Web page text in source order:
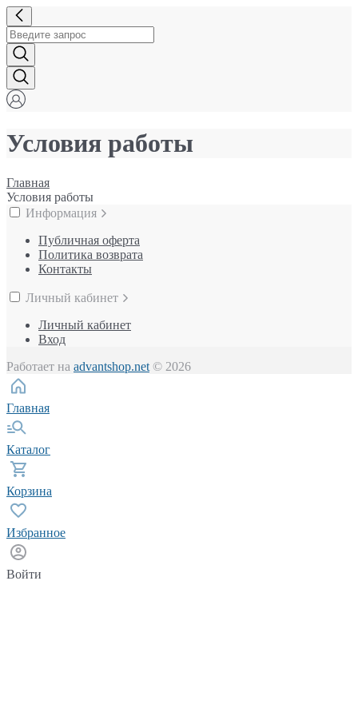
Условия работы
Главная
Условия работы
Информация
Публичная оферта
Политика возврата
Контакты
Личный кабинет
Личный кабинет
Вход
Работает на advantshop.net © 2026
Главная
Каталог
Корзина
Избранное
Войти